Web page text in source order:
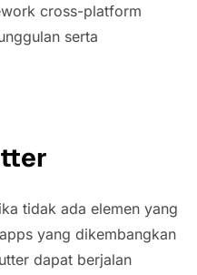
cross-platform
serta
tidak ada elemen yang
yang dikembangkan
dapat berjalan